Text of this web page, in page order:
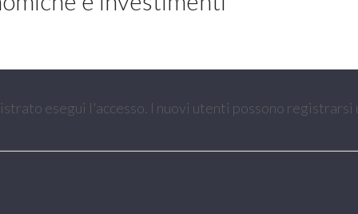
esegui l'accesso. I nuovi utenti possono